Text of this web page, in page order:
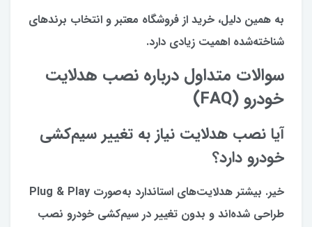
به همین دلیل، خرید از فروشگاه معتبر و انتخاب برندهای
شناخته‌شده اهمیت زیادی دارد.
سوالات متداول درباره نصب هدلایت
خودرو (FAQ)
آیا نصب هدلایت نیاز به تغییر سیم‌کشی
خودرو دارد؟
خیر. بیشتر هدلایت‌های استاندارد به‌صورت Plug & Play
طراحی شده‌اند و بدون تغییر در سیم‌کشی خودرو نصب